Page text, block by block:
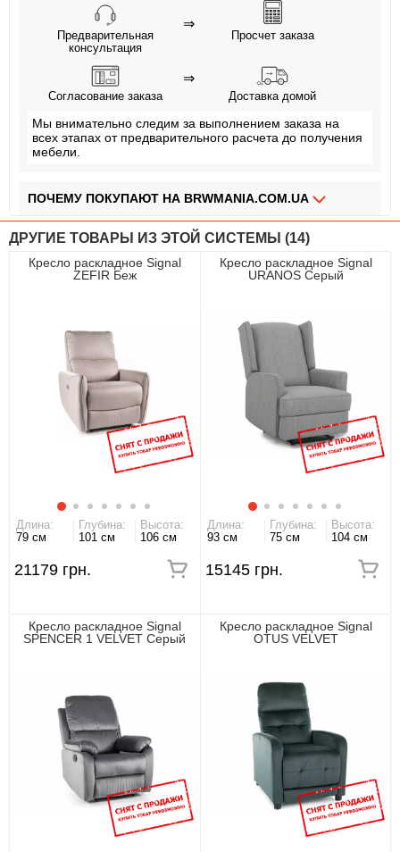
Предварительная
консультация
⇒
Просчет заказа
Согласование заказа
⇒
Доставка домой
Мы внимательно следим за выполнением заказа на
всех этапах от предварительного расчета до получения
мебели.
ПОЧЕМУ ПОКУПАЮТ НА BRWMANIA.COM.UA
ДОСТАВКА ЗА 2 ДНЯ
СБОРКА МЕБЕЛИ
99,9% ДОВОЛЬНЫХ КЛИЕНТОВ
ДРУГИЕ ТОВАРЫ ИЗ ЭТОЙ СИСТЕМЫ (14)
Кресло раскладное Signal
ZEFIR Беж
Длина:
79 см
Глубина:
101 см
Высота:
106 см
21179 грн.
Кресло раскладное Signal
URANOS Серый
Длина:
93 см
Глубина:
75 см
Высота:
104 см
15145 грн.
Кресло раскладное Signal
SPENCER 1 VELVET Серый
Кресло раскладное Signal
OTUS VELVET